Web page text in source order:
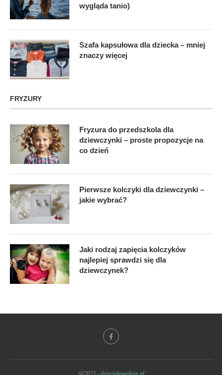
wygląda tanio)
Szafa kapsułowa dla dziecka – mniej
znaczy więcej
FRYZURY
Fryzura do przedszkola dla
dziewczynki – proste propozycje na
co dzień
Pierwsze kolczyki dla dziewczynki –
jakie wybrać?
Jaki rodzaj zapięcia kolczyków
najlepiej sprawdzi się dla
dziewczynek?